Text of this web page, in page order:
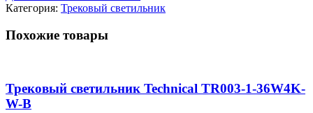
Категория: Трековый светильник
Похожие товары
Трековый светильник Technical TR003-1-36W4K-
W-B